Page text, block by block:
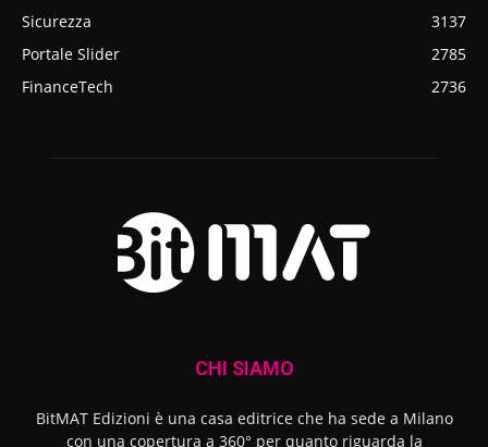
Sicurezza
3137
Portale Slider
2785
FinanceTech
2736
CHI SIAMO
BitMAT Edizioni è una casa editrice che ha sede a Milano
con una copertura a 360° per quanto riguarda la